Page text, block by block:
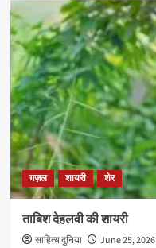
ग़ज़ल शायरी शेर
ताबिश देहलवी की शायरी
साहित्य दुनिया June 25, 2026